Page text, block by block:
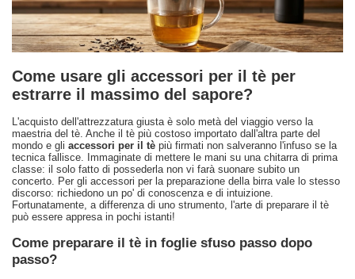
Come usare gli accessori per il tè per
estrarre il massimo del sapore?
L'acquisto dell'attrezzatura giusta è solo metà del viaggio verso la
maestria del tè. Anche il tè più costoso importato dall'altra parte del
mondo e gli accessori per il tè più firmati non salveranno l'infuso se la
tecnica fallisce. Immaginate di mettere le mani su una chitarra di prima
classe: il solo fatto di possederla non vi farà suonare subito un
concerto. Per gli accessori per la preparazione della birra vale lo stesso
discorso: richiedono un po' di conoscenza e di intuizione.
Fortunatamente, a differenza di uno strumento, l'arte di preparare il tè
può essere appresa in pochi istanti!
Come preparare il tè in foglie sfuso passo dopo
passo?